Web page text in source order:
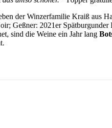
der Winzerfamilie Kraiß aus
Geßner: 2021er
sind die Weine ein Jahr lang